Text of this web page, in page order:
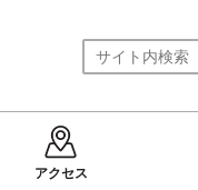
アクセス